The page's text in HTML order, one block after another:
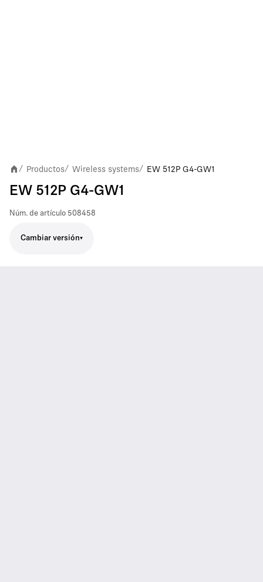
/ Productos/ Wireless systems/ EW 512P G4-GW1
EW 512P G4-GW1
Núm. de artículo 508458
Cambiar versión